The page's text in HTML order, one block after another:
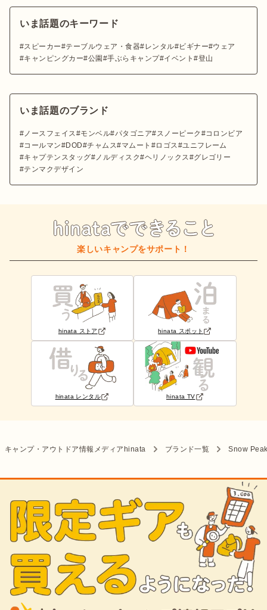
いま話題のキーワード
スピーカー テーブルウェア・食器 レンタル ビギナー
ウェア
キャンピングカー 公園 手ぶらキャンプ イベント 登山
いま話題のブランド
ノースフェイス モンベル パタゴニア スノーピーク
コロンビア
コールマン
DOD チャムス マムート ロゴス
ユニフレーム
キャプテンスタッグ
ノルディスク ヘリノックス
グレゴリー
テンマクデザイン
楽しいキャンプをサポート！
hinata ストア hinata スポット
hinata レンタル hinata TV
キャンプ・アウトドア情報メディアhinata ブランド一覧 Snow